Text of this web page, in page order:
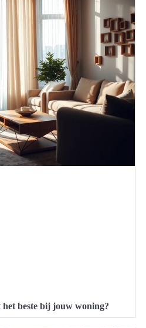
beste bij jouw woning?